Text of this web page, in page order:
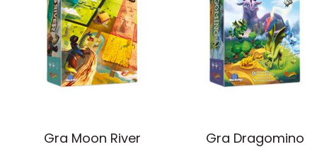
Gra Moon River Gra Dragomino